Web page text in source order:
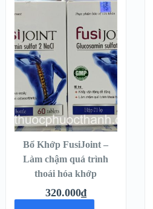
QUICK LOOK
VIEW
DETAILS
THÊM VÀO
GIỎ HÀNG
Bổ Khớp FusiJoint –
Làm chậm quá trình
thoái hóa khớp
320.000₫